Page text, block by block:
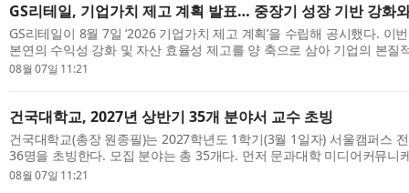
GS리테일, 기업가치 제고 계획 발표… 중장기 성장 기반 강화
GS리테일이 8월 7일 ‘2026 기업가치 제고 계획’을 수립해 공시했다. 이
본연의 수익성 강화 및 자산 효율성 제고를 양 축으로 삼아 기업의 본질
주주환원 정책을 강화한다는 것이 핵심이다. 세부적으로 수익성 강화를
08월 07일 11:21
건국대학교, 2027년 상반기 35개 분야서 교수 초빙
건국대학교(총장 원종필)는 2027학년도 1학기(3월 1일자) 서울캠퍼스
36명을 초빙한다. 모집 분야는 총 35개다. 먼저 문과대학 미디어커뮤니
지능커뮤니케이션/저널리즘 분야 신임 교원을 초빙하며, 문화콘텐츠학
08월 07일 11:21